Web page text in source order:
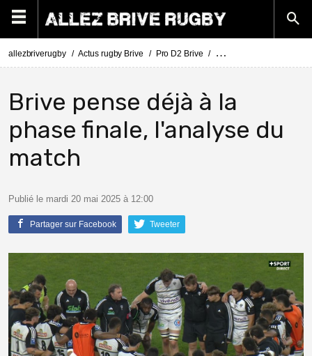
allezbriverugby Actus rugby Brive Pro D2 Brive Pro D2 Béziers - Brive :
Brive pense déjà à la
phase finale, l'analyse du
match
Publié le mardi 20 mai 2025 à 12:00
Partager sur Facebook Tweeter